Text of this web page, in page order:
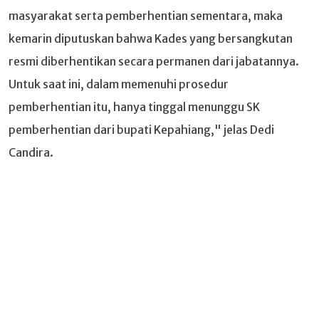
masyarakat serta pemberhentian sementara, maka
kemarin diputuskan bahwa Kades yang bersangkutan
resmi diberhentikan secara permanen dari jabatannya.
Untuk saat ini, dalam memenuhi prosedur
pemberhentian itu, hanya tinggal menunggu SK
pemberhentian dari bupati Kepahiang," jelas Dedi
Candira.